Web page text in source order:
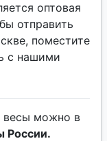
оптовая
отправить
поместите
с нашими
весы можно в
России.